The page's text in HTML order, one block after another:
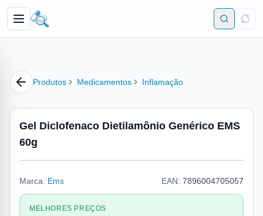
Produtos Medicamentos Inflamação
Gel Diclofenaco Dietilamônio Genérico EMS
60g
Marca: Ems EAN: 7896004705057
MELHORES PREÇOS